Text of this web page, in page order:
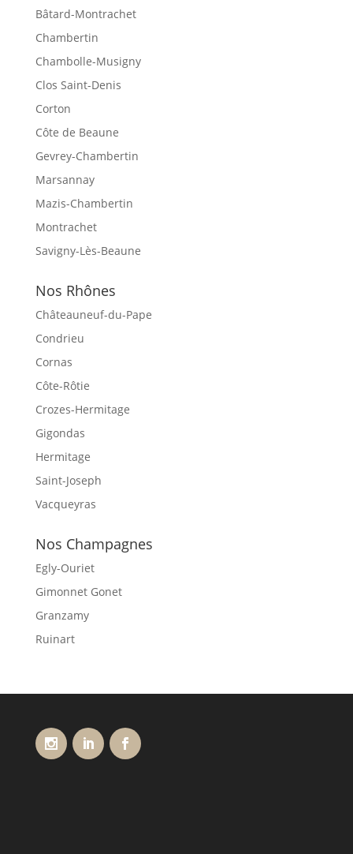
Bâtard-Montrachet
Chambertin
Chambolle-Musigny
Clos Saint-Denis
Corton
Côte de Beaune
Gevrey-Chambertin
Marsannay
Mazis-Chambertin
Montrachet
Savigny-Lès-Beaune
Nos Rhônes
Châteauneuf-du-Pape
Condrieu
Cornas
Côte-Rôtie
Crozes-Hermitage
Gigondas
Hermitage
Saint-Joseph
Vacqueyras
Nos Champagnes
Egly-Ouriet
Gimonnet Gonet
Granzamy
Ruinart